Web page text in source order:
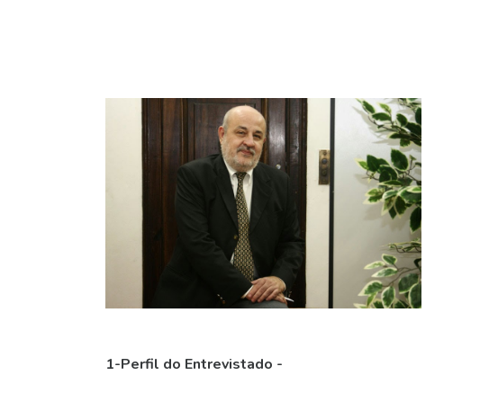
1-Perfil do Entrevistado -